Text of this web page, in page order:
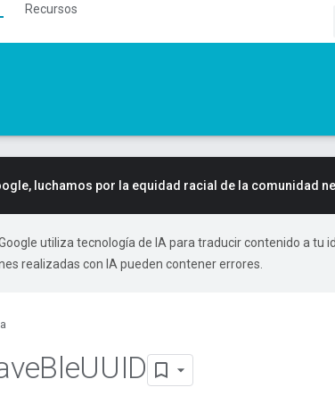
Recursos
luchamos por la equidad racial de la comunidad
utiliza tecnología de IA para traducir contenido a tu
realizadas con IA pueden contener errores.
BleUUID